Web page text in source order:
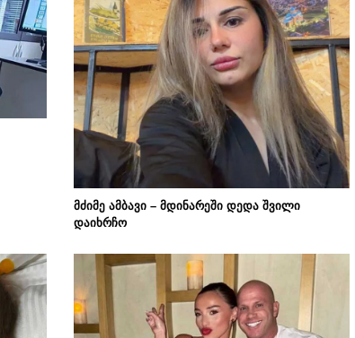
მძიმე ამბავი – მდინარეში დედა შვილი
დაიხრჩო